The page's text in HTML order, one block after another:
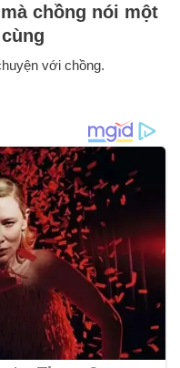
chồng nói một
với chồng.